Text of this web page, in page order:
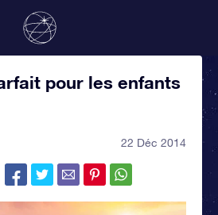
pour les enfants
22 Déc 2014